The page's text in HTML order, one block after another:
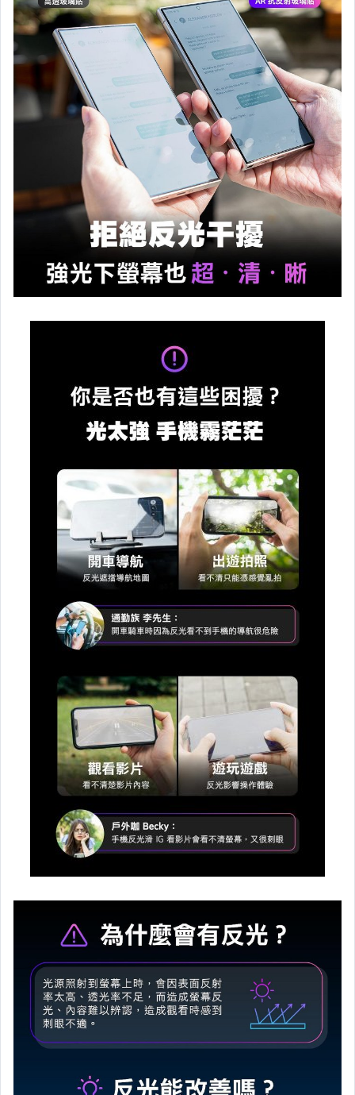
9H 強化玻璃螢幕保護貼-其他型號
平板類紙膜 - PET / 磁吸式 / 10H
霧面 AG 抗眩防汙液晶 螢幕保護貼
imos 疏水疏油保護貼-APPLE
imos 疏水疏油保護貼 - ASUS / SONY
imos 疏水疏油保護貼 - SAMSUNG / LG
imos 疏水疏油保護貼 - OPPO / Realme
imos 疏水疏油保護貼 - 小米 / 紅米
imos 疏水疏油保護貼 - HUAWEI / vivo
9H 類玻璃 / 玻璃-鏡頭貼
LED造型燈 / 公仔 / 耳機 喇叭 音響
可愛 手機殼
筆電包 / 防震內袋
行動電源 / 快充 / 車充
隨身碟 / 清潔用品
●鍵盤保護膜 - ACER
●鍵盤保護膜 - APPLE
●鍵盤保護膜 - ASUS
●鍵盤保護膜 - DELL / HP / SONY
●鍵盤保護膜 - LENOVO
●鍵盤保護膜 - TOSHIBA
●鍵盤保護膜 - THINKPAD
●鍵盤保護膜 - Mircosoft 微軟 / MSI
泡泡騷 - 卡夾 / 車架 / 杯套
短掛繩 / 頸掛繩 / 線材
IRT - 手錶膜
成型背膜 / 手機包膜 / 筆電包膜